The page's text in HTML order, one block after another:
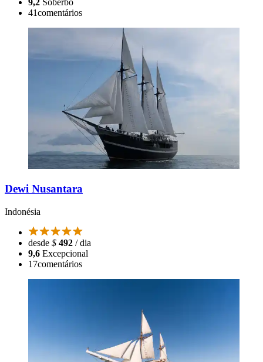
9,2 Soberbo
41comentários
Dewi Nusantara
Indonésia
desde $ 492 / dia
9,6 Excepcional
17comentários